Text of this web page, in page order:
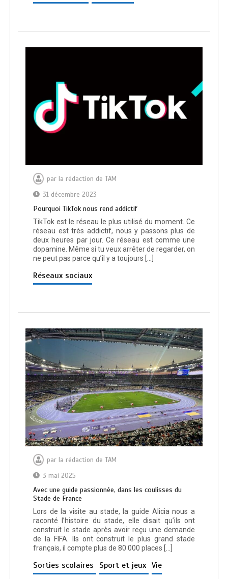
par la rédaction de TAM
31 décembre 2023
Pourquoi TikTok nous rend addictif
TikTok est le réseau le plus utilisé du moment. Ce
réseau est très addictif, nous y passons plus de
deux heures par jour. Ce réseau est comme une
dopamine. Même si tu veux arrêter de regarder, on
ne peut pas parce qu’il y a toujours […]
Réseaux sociaux
par la rédaction de TAM
3 mai 2025
Avec une guide passionnée, dans les coulisses du
Stade de France
Lors de la visite au stade, la guide Alicia nous a
raconté l’histoire du stade, elle disait qu’ils ont
construit le stade après avoir reçu une demande
de la FIFA. Ils ont construit le plus grand stade
français, il compte plus de 80 000 places […]
Sorties scolaires Sport et jeux Vie